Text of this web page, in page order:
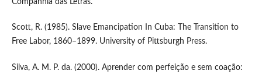
Companhia das Letras.
Scott, R. (1985). Slave Emancipation In Cuba: The Transition to
Free Labor, 1860–1899. University of Pittsburgh Press.
Silva, A. M. P. da. (2000). Aprender com perfeição e sem coação: